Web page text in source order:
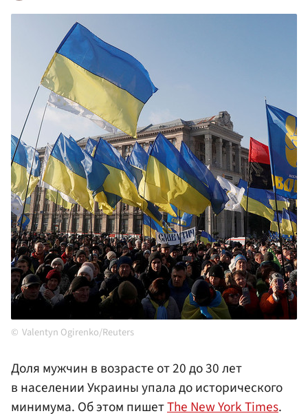
Valentyn Ogirenko/Reuters
Доля мужчин в возрасте от 20 до 30 лет
в населении Украины упала до исторического
минимума. Об этом пишетThe New York Times.